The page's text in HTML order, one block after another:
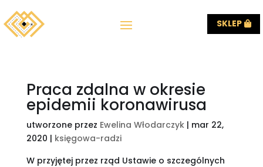
SKLEP
Praca zdalna w okresie
epidemii koronawirusa
utworzone przez Ewelina Włodarczyk| mar 22,
2020 | księgowa-radzi
W przyjętej przez rząd Ustawie o szczególnych